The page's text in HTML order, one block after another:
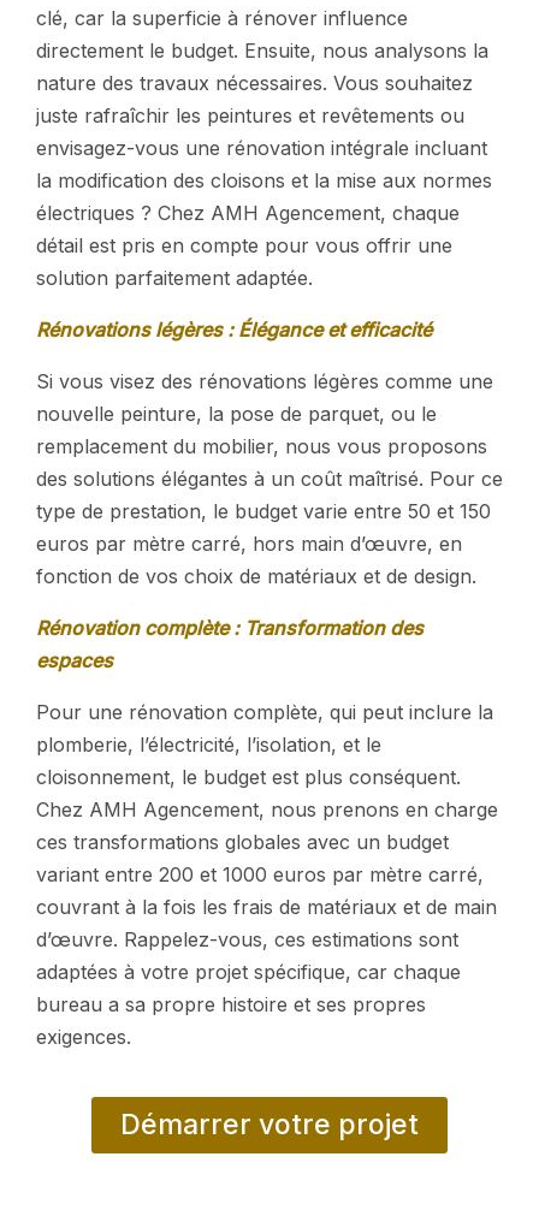
clé, car la superficie à rénover influence
directement le budget. Ensuite, nous analysons la
nature des travaux nécessaires. Vous souhaitez
juste rafraîchir les peintures et revêtements ou
envisagez-vous une rénovation intégrale incluant
la modification des cloisons et la mise aux normes
électriques ? Chez AMH Agencement, chaque
détail est pris en compte pour vous offrir une
solution parfaitement adaptée.
Rénovations légères : Élégance et efficacité
Si vous visez des rénovations légères comme une
nouvelle peinture, la pose de parquet, ou le
remplacement du mobilier, nous vous proposons
des solutions élégantes à un coût maîtrisé. Pour ce
type de prestation, le budget varie entre 50 et 150
euros par mètre carré, hors main d’œuvre, en
fonction de vos choix de matériaux et de design.
Rénovation complète : Transformation des
espaces
Pour une rénovation complète, qui peut inclure la
plomberie, l’électricité, l’isolation, et le
cloisonnement, le budget est plus conséquent.
Chez AMH Agencement, nous prenons en charge
ces transformations globales avec un budget
variant entre 200 et 1000 euros par mètre carré,
couvrant à la fois les frais de matériaux et de main
d’œuvre. Rappelez-vous, ces estimations sont
adaptées à votre projet spécifique, car chaque
bureau a sa propre histoire et ses propres
exigences.
Démarrer votre projet